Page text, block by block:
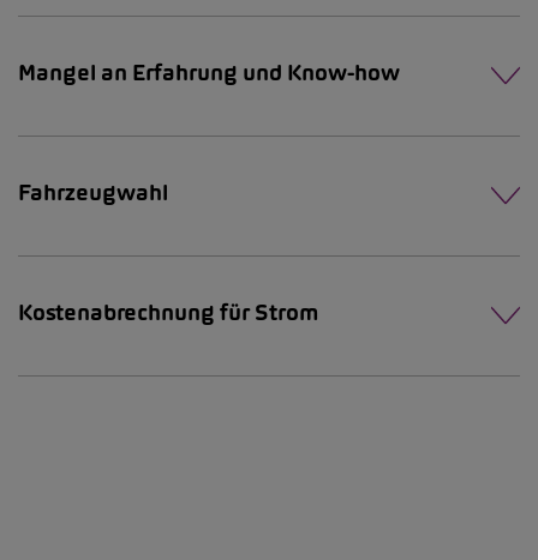
Mangel an Erfahrung und Know-how
Fahrzeugwahl
Kostenabrechnung für Strom